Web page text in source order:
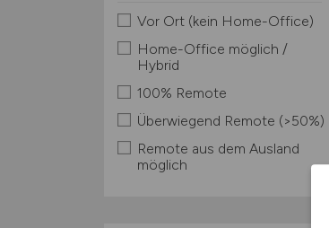
Vor Ort (kein Home-Office)
Home-Office möglich /
Hybrid
100% Remote
Überwiegend Remote (>50%)
Remote aus dem Ausland
möglich